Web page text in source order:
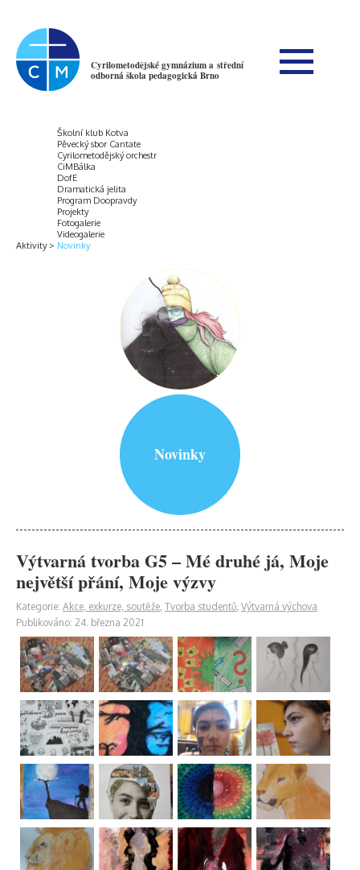
Cyrilometodějské gymnázium a střední
odborná škola pedagogická Brno
Aktivity
Školní klub Kotva
Pěvecký sbor Cantate
Cyrilometodějský orchestr
CiMBálka
DofE
Dramatická jelita
Program Doopravdy
Projekty
Fotogalerie
Videogalerie
Novinky
Novinky
Výtvarná tvorba G5 – Mé druhé já, Moje
největší přání, Moje výzvy
Kategorie: Akce, exkurze, soutěže, Tvorba studentů, Výtvarná výchova
Publikováno: 24. března 2021